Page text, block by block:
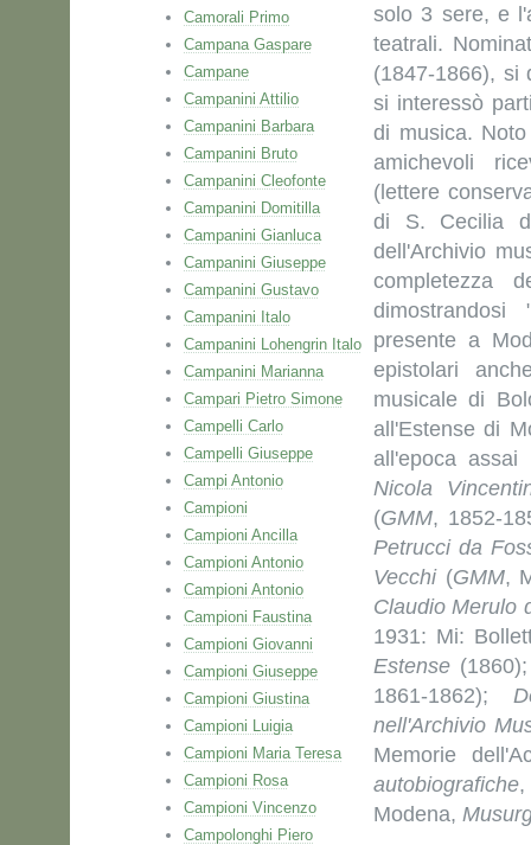
Camorali Primo
Campana Gaspare
Campane
Campanini Attilio
Campanini Barbara
Campanini Bruto
Campanini Cleofonte
Campanini Domitilla
Campanini Gianluca
Campanini Giuseppe
Campanini Gustavo
Campanini Italo
Campanini Lohengrin Italo
Campanini Marianna
Campari Pietro Simone
Campelli Carlo
Campelli Giuseppe
Campi Antonio
Campioni
Campioni Ancilla
Campioni Antonio
Campioni Antonio
Campioni Faustina
Campioni Giovanni
Campioni Giuseppe
Campioni Giustina
Campioni Luigia
Campioni Maria Teresa
Campioni Rosa
Campioni Vincenzo
Campolonghi Piero
solo 3 sere, e
teatrali.
(1847-1866), si
si interessò
di musica.
amichevoli
(lettere
di S. Cecilia
dell'Archivio
completezza
dimostrandosi
presente a
epistolari
musicale di
all'Estense di
all'epoca
Nicola
(GMM, 1852-
Petrucci da
Vecchi(GMM,
Claudio Merulo
1931: Mi:
Estense
1861-1862);
nell'Archivio
Memorie
autobiografiche,
Modena,